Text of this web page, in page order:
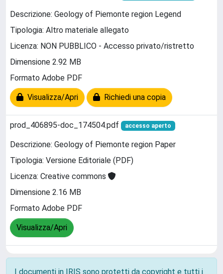
Descrizione: Geology of Piemonte region Legend
Tipologia: Altro materiale allegato
Licenza: NON PUBBLICO - Accesso privato/ristretto
Dimensione 2.92 MB
Formato Adobe PDF
Visualizza/Apri Richiedi una copia
prod_406895-doc_174504.pdf accesso aperto
Descrizione: Geology of Piemonte region Paper
Tipologia: Versione Editoriale (PDF)
Licenza: Creative commons
Dimensione 2.16 MB
Formato Adobe PDF
Visualizza/Apri
I documenti in IRIS sono protetti da copyright e tutti i